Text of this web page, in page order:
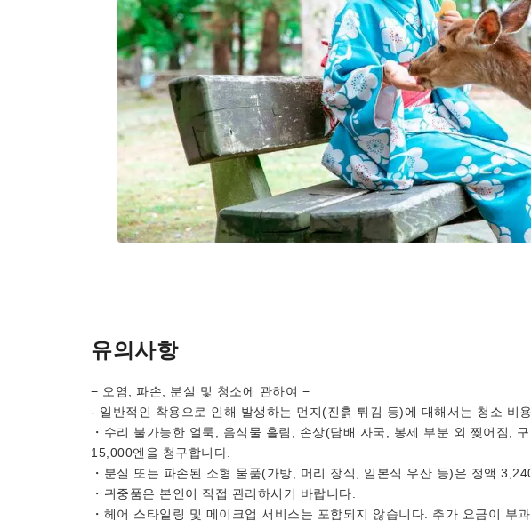
유의사항
− 오염, 파손, 분실 및 청소에 관하여 −
- 일반적인 착용으로 인해 발생하는 먼지(진흙 튀김 등)에 대해서는 청소 비
・수리 불가능한 얼룩, 음식물 흘림, 손상(담배 자국, 봉제 부분 외 찢어짐,
15,000엔을 청구합니다.
・분실 또는 파손된 소형 물품(가방, 머리 장식, 일본식 우산 등)은 정액
・귀중품은 본인이 직접 관리하시기 바랍니다.
・헤어 스타일링 및 메이크업 서비스는 포함되지 않습니다. 추가 요금이 부과